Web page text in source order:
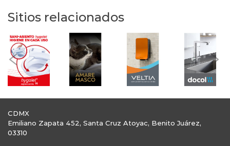
Sitios relacionados
Previous
CDMX
Emiliano Zapata 452, Santa Cruz Atoyac, Benito Juárez,
03310